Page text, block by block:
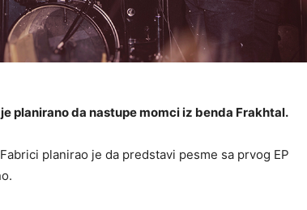
planirano da nastupe momci iz benda Frakhtal.
planirao je da predstavi pesme sa prvog EP